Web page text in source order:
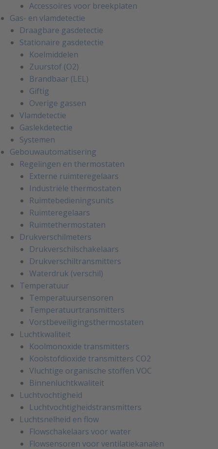
Accessoires voor breekplaten
Gas- en vlamdetectie
Draagbare gasdetectie
Stationaire gasdetectie
Koelmiddelen
Zuurstof (O2)
Brandbaar (LEL)
Giftig
Overige gassen
Vlamdetectie
Gaslekdetectie
Systemen
Gebouwautomatisering
Regelingen en thermostaten
Externe ruimteregelaars
Industriële thermostaten
Ruimtebedieningsunits
Ruimteregelaars
Ruimtethermostaten
Drukverschilmeters
Drukverschilschakelaars
Drukverschiltransmitters
Waterdruk (verschil)
Temperatuur
Temperatuursensoren
Temperatuurtransmitters
Vorstbeveiligingsthermostaten
Luchtkwaliteit
Koolmonoxide transmitters
Koolstofdioxide transmitters CO2
Vluchtige organische stoffen VOC
Binnenluchtkwaliteit
Luchtvochtigheid
Luchtvochtigheidstransmitters
Luchtsnelheid en flow
Flowschakelaars voor water
Flowsensoren voor ventilatiekanalen